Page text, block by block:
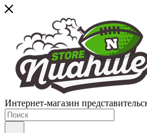
Интернет-магазин